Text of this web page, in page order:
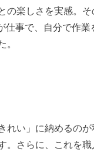
楽しさを実感。
事で、自分で作
。
い」に納めるの
さらに、これを